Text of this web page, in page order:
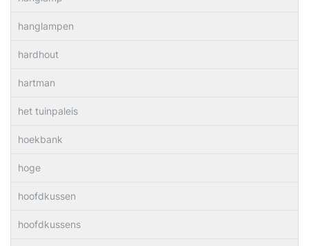
hanglampen
hardhout
hartman
het tuinpaleis
hoekbank
hoge
hoofdkussen
hoofdkussens